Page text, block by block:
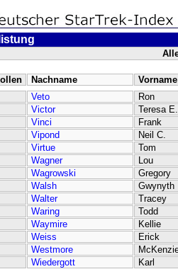
Nachname
Vorname
Veto
Ron
Victor
Teresa E.
Vinci
Frank
Vipond
Neil C.
Virtue
Tom
Wagner
Lou
Wagrowski
Gregory
Walsh
Gwynyth
Walter
Tracey
Waring
Todd
Waymire
Kellie
Weiss
Erick
Westmore
Wiedergott
Karl